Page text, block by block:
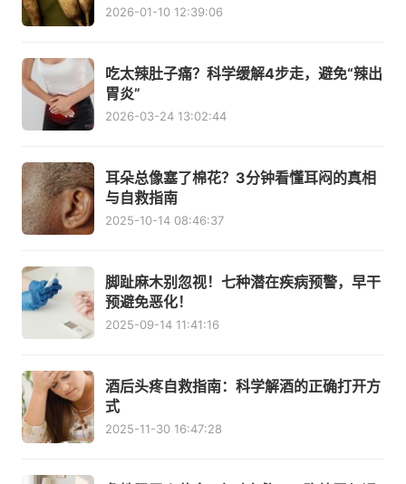
2026-01-10 12:39:06
吃太辣肚子痛？科学缓解4步走，避免“辣出
胃炎”
2026-03-24 13:02:44
耳朵总像塞了棉花？3分钟看懂耳闷的真相
与自救指南
2025-10-14 08:46:37
脚趾麻木别忽视！七种潜在疾病预警，早干
预避免恶化！
2025-09-14 11:41:16
酒后头疼自救指南：科学解酒的正确打开方
式
2025-11-30 16:47:28